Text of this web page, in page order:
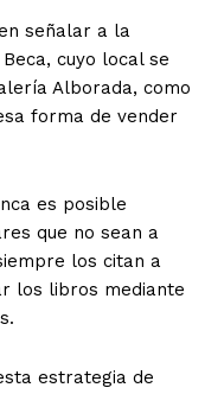
señalar a la
cuyo local se
Alborada, como
forma de vender
es posible
que no sean a
los citan a
los libros mediante
estrategia de